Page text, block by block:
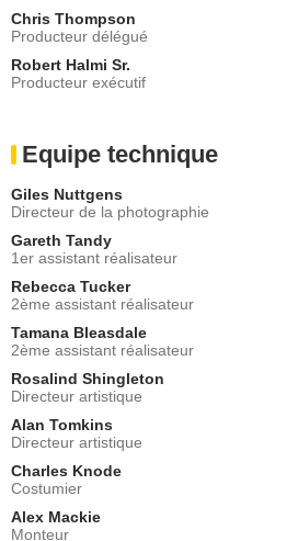
Chris Thompson
Producteur délégué
Robert Halmi Sr.
Producteur exécutif
Equipe technique
Giles Nuttgens
Directeur de la photographie
Gareth Tandy
1er assistant réalisateur
Rebecca Tucker
2ème assistant réalisateur
Tamana Bleasdale
2ème assistant réalisateur
Rosalind Shingleton
Directeur artistique
Alan Tomkins
Directeur artistique
Charles Knode
Costumier
Alex Mackie
Monteur